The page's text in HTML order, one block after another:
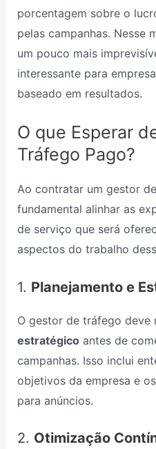
porcentagem sobre o
pelas campanhas. Nesse
um pouco mais
interessante para
baseado em resultados.
O que Esperar
Tráfego Pago?
Ao contratar um gestor
fundamental alinhar as
de serviço que será
aspectos do trabalho
1. Planejamento e
O gestor de tráfego deve
estratégicoantes de
campanhas. Isso inclui
objetivos da empresa e
para anúncios.
2. Otimização